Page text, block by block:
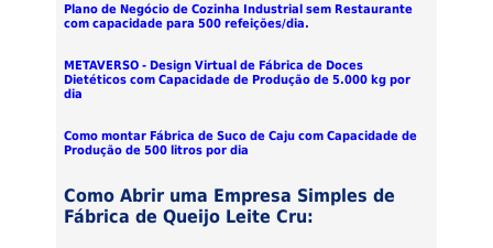
Plano de Negócio de Cozinha Industrial sem Restaurante
com capacidade para 500 refeições/dia.
METAVERSO - Design Virtual de Fábrica de Doces
Dietéticos com Capacidade de Produção de 5.000 kg por
dia
Como montar Fábrica de Suco de Caju com Capacidade de
Produção de 500 litros por dia
Como Abrir uma Empresa Simples de
Fábrica de Queijo Leite Cru: